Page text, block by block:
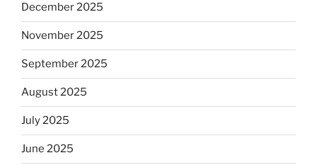
December 2025
November 2025
September 2025
August 2025
July 2025
June 2025